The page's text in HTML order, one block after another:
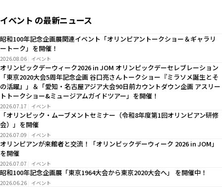
イベント の最新ニュース
昭和100年記念企画展関連イベント「オリンピアントークショー＆ギャラリ
ートーク」を開催！
2026.08.06 イベント
オリンピックデーウィーク2026 in JOM オリンピックデーセレブレーション
「東京2020大会5周年記念企画 谷口亮さんトークショー『ミラソメ誕生とそ
の活躍』」＆「愛知・名古屋アジア大会90日前カウントダウン企画 アスリー
トトークショー&ミュージアムガイドツアー」を開催！
2026.07.17 イベント
「オリンピック・ムーブメントセミナー（令和8年度第1回オリンピアン研修
会）」を開催
2026.07.09 イベント
オリンピアンが来館者と交流！「オリンピックデーウィーク 2026 in JOM」
を開催
2026.07.07 イベント
昭和100年記念企画展「東京1964大会から東京2020大会へ」 を開催中！
2026.06.26 イベント